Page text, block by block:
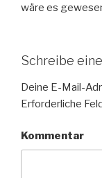
wäre es
Schreibe
Deine E-Mail-
Erforderliche
Kommentar